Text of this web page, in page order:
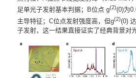
足单光子发射基本判据；B位点 g(2)(0)为
主导特征；C位点发射强度高，但g(2)(0)
子发射，这一结果直接证实了经典背景对